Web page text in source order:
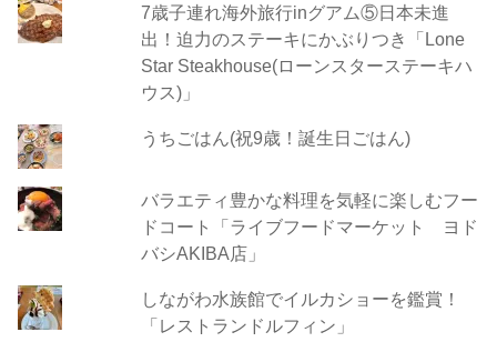
7歳子連れ海外旅行inグアム⑤日本未進
出！迫力のステーキにかぶりつき「Lone
Star Steakhouse(ローンスターステーキハ
ウス)」
うちごはん(祝9歳！誕生日ごはん)
バラエティ豊かな料理を気軽に楽しむフー
ドコート「ライブフードマーケット ヨド
バシAKIBA店」
しながわ水族館でイルカショーを鑑賞！
「レストランドルフィン」